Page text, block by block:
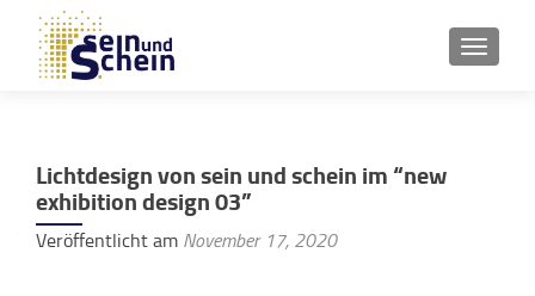
Lichtdesign von sein und schein im “new
exhibition design 03”
Veröffentlicht am November 17, 2020